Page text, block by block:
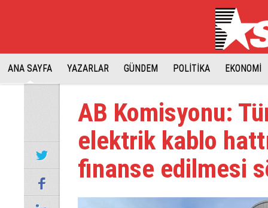
ANA SAYFA YAZARLAR GÜNDEM POLİTİKA EKONOMİ
AB Komisyonu:
elektrik kablo
finanse edilmesi